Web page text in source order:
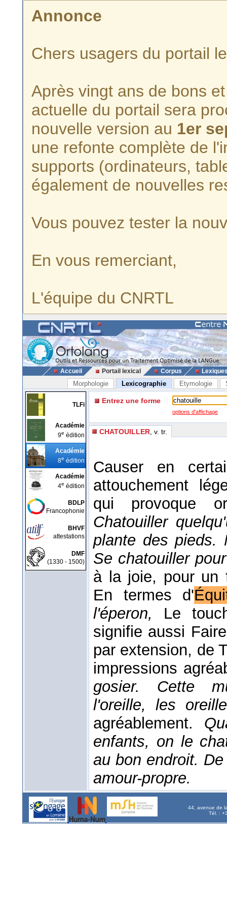
Annonce
Chers usagers du portail
Après vingt ans de bons
actuelle du portail sera
nouvelle version au 1er
une refonte complète de
supports (ordinateurs,
également de nouvelles
Vous pouvez tester la
En vous remerciant,
L'équipe du CNRTL
Accueil Portail lexical Corpus
Morphologie Lexicographie Etymologie
TLFi
Académie
9e édition
Académie
8e édition
Académie
4e édition
BDLP
Francophonie
BHVF
attestations
DMF
(1330 - 1500)
Entrez une forme
options d'affichage
CHATOUILLER , v. tr.
Causer en
attouchement
qui provoque
Chatouiller
plante des
Se chatouiller
à la joie, pour un
En termes d'
l'éperon, Le
signifie aussi
par extension, de
impressions
gosier. Cette
l'oreille, les
agréablement.
enfants, on le
au bon endroit.
amour-propre.
44, avenue de
Tél. :